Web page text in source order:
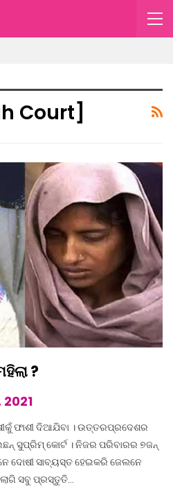
Court]
?
2021
ଫାଶୀ ଦିଆଯିବା । ଉତ୍ତରପ୍ରଦେଶର
ସୁପ୍ରିମ୍ କୋର୍ଟ । ନିଜର ପରିବାରର ୭ଜନ୍
ଦୋଷୀ ସାବ୍ୟସ୍ତ ହେଇକରି ଜେଲନେ
ସବୁ ପ୍ରସ୍ତୁତି…